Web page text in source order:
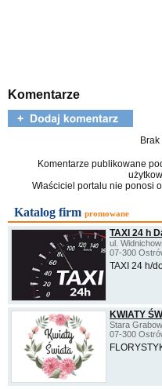
Komentarze
Brak
Komentarze publikowane
Właściciel portalu nie ponosi
Katalog firm promowane
TAXI 24 h
ul.
07-300
TAXI 24 h/
KWIATY
Stara
07-300